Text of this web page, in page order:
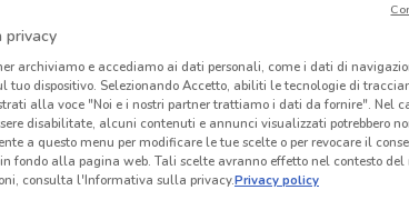
regionali o nazionali. Verifica l’accuratezza
privacy
archiviamo e accediamo ai dati personali, come i dati di
tuo dispositivo. Selezionando Accetto, abiliti le tecnologie di
alla voce "Noi e i nostri partner trattiamo i dati da fornire". Nel
disabilitate, alcuni contenuti e annunci visualizzati potrebbero
a questo menu per modificare le tue scelte o per revocare il
fondo alla pagina web. Tali scelte avranno effetto nel contesto del
consulta l'Informativa sulla privacy.Privacy policy